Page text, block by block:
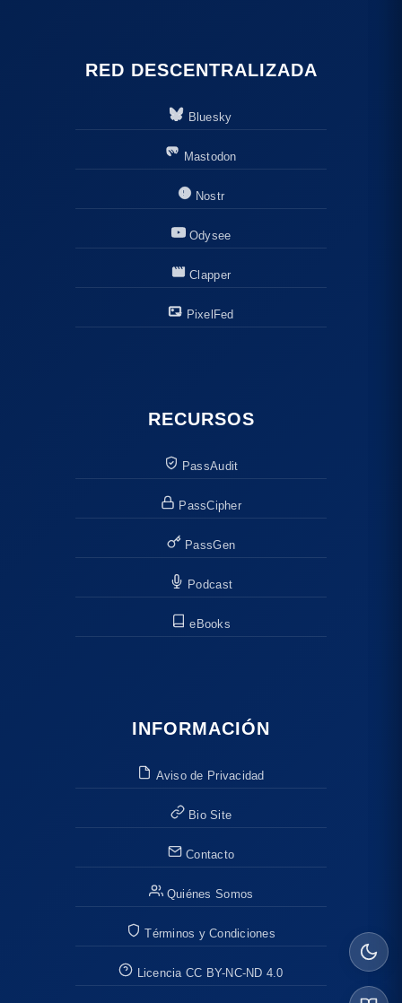
RED DESCENTRALIZADA
Bluesky
Mastodon
Nostr
Odysee
Clapper
PixelFed
RECURSOS
PassAudit
PassCipher
PassGen
Podcast
eBooks
INFORMACIÓN
Aviso de Privacidad
Bio Site
Contacto
Quiénes Somos
Términos y Condiciones
Licencia CC BY-NC-ND 4.0